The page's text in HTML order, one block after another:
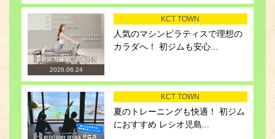
2026.06.24
KCT TOWN
人気のマシンピラティスで理想の
カラダへ！ 初ジムも安心...
KCT TOWN
夏のトレーニングも快適！ 初ジム
におすすめ レシオ児島...